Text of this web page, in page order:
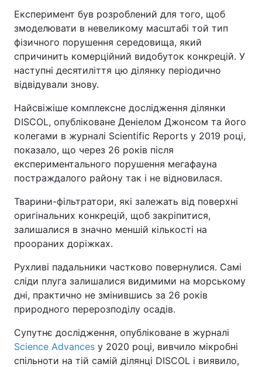
Експеримент був розроблений для того, щоб
змоделювати в невеликому масштабі той тип
фізичного порушення середовища, який
спричинить комерційний видобуток конкрецій. У
наступні десятиліття цю ділянку періодично
відвідували знову.
Найсвіжіше комплексне дослідження ділянки
DISCOL, опубліковане Деніелом Джонсом та його
колегами в журналі Scientific Reports у 2019 році,
показало, що через 26 років після
експериментального порушення мегафауна
постраждалого району так і не відновилася.
Тварини-фільтратори, які залежать від поверхні
оригінальних конкрецій, щоб закріпитися,
залишалися в значно меншій кількості на
проораних доріжках.
Рухливі падальники частково повернулися. Самі
сліди плуга залишалися видимими на морському
дні, практично не змінившись за 26 років
природного перерозподілу осадів.
Супутнє дослідження, опубліковане в журналі
Science Advances у 2020 році, вивчило мікробні
спільноти на тій самій ділянці DISCOL і виявило,